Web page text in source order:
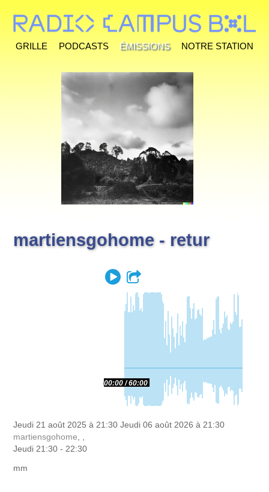
Grille Podcasts Émissions Notre station
martiensgohome - retur
Play
00:00 60:00
Jeudi 21 août 2025 à 21:30 Jeudi 06 août 2026 à 21:30
martiensgohome, ,
Jeudi 21:30 - 22:30
mm